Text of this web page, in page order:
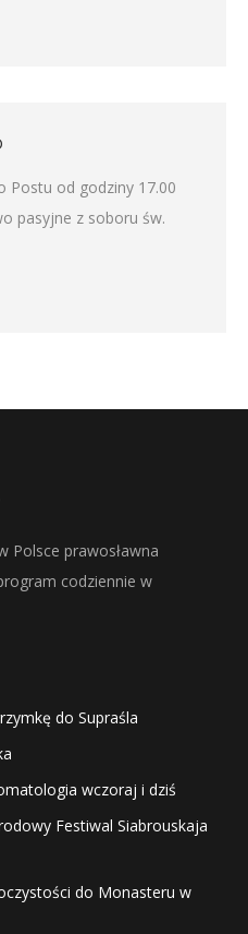
Postu od godziny 17.00
pasyjne z soboru św.
Polsce prawosławna
codziennie w
do Supraśla
wczoraj i dziś
Festiwal Siabrouskaja
do Monasteru w